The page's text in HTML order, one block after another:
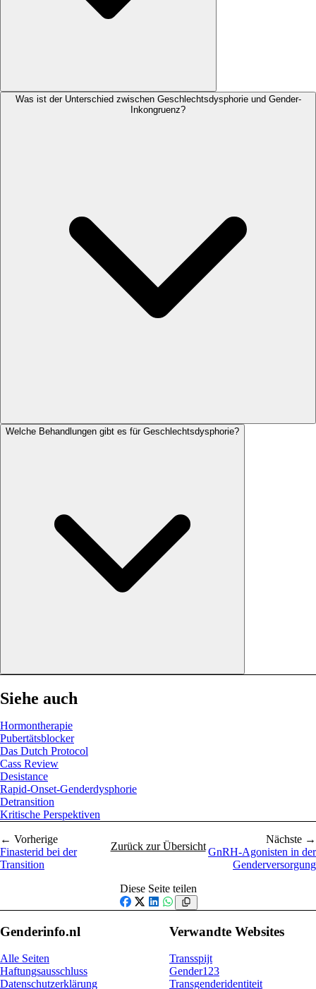
Was ist der Unterschied zwischen Geschlechtsdysphorie und Gender-
Inkongruenz?
Welche Behandlungen gibt es für Geschlechtsdysphorie?
Siehe auch
Hormontherapie
Pubertätsblocker
Das Dutch Protocol
Cass Review
Desistance
Rapid-Onset-Genderdysphorie
Detransition
Kritische Perspektiven
← Vorherige
Finasterid bei der
Transition
Zurück zur Übersicht
Nächste →
GnRH-Agonisten in der
Genderversorgung
Diese Seite teilen
Facebook
X LinkedIn
WhatsApp
Genderinfo.nl
Alle Seiten
Haftungsausschluss
Datenschutzerklärung
Verwandte Websites
Transspijt
Gender123
Transgenderidentiteit